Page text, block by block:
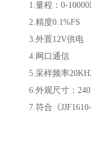
1.量程： 0-10000
2.精度0.1%FS
3.外置12V供电
4.网口通信
5.采样频率
6.外观尺寸：
7.符合《